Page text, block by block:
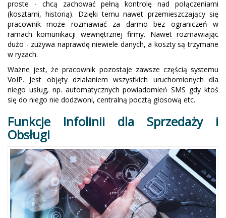
proste - chcą zachować pełną kontrolę nad połączeniami
(kosztami, historią). Dzięki temu nawet przemieszczający się
pracownik może rozmawiać za darmo bez ograniczeń w
ramach komunikacji wewnętrznej firmy. Nawet rozmawiając
dużo - zużywa naprawdę niewiele danych, a koszty są trzymane
w ryzach.
Ważne jest, że pracownik pozostaje zawsze częścią systemu
VoIP. Jest objęty działaniem wszystkich uruchomionych dla
niego usług, np. automatycznych powiadomień SMS gdy ktoś
się do niego nie dodzwoni, centralną pocztą głosową etc.
Funkcje Infolinii dla Sprzedaży i
Obsługi